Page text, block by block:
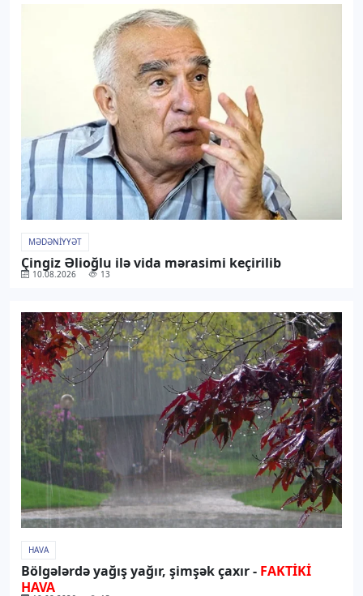
MƏDƏNIYYƏT
Çingiz Əlioğlu ilə vida mərasimi keçirilib
10.08.2026 13
HAVA
Bölgələrdə yağış yağır, şimşək çaxır -FAKTİKİ
HAVA